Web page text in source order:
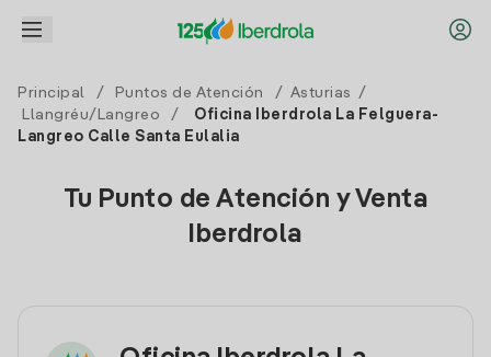
Principal / Puntos de Atención / Asturias
/
Llangréu/Langreo
/
Oficina Iberdrola La Felguera-
Langreo Calle Santa Eulalia
Tu Punto de Atención y Venta
Iberdrola